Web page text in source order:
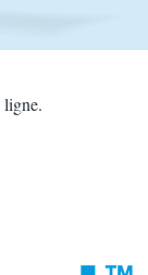
ligne.